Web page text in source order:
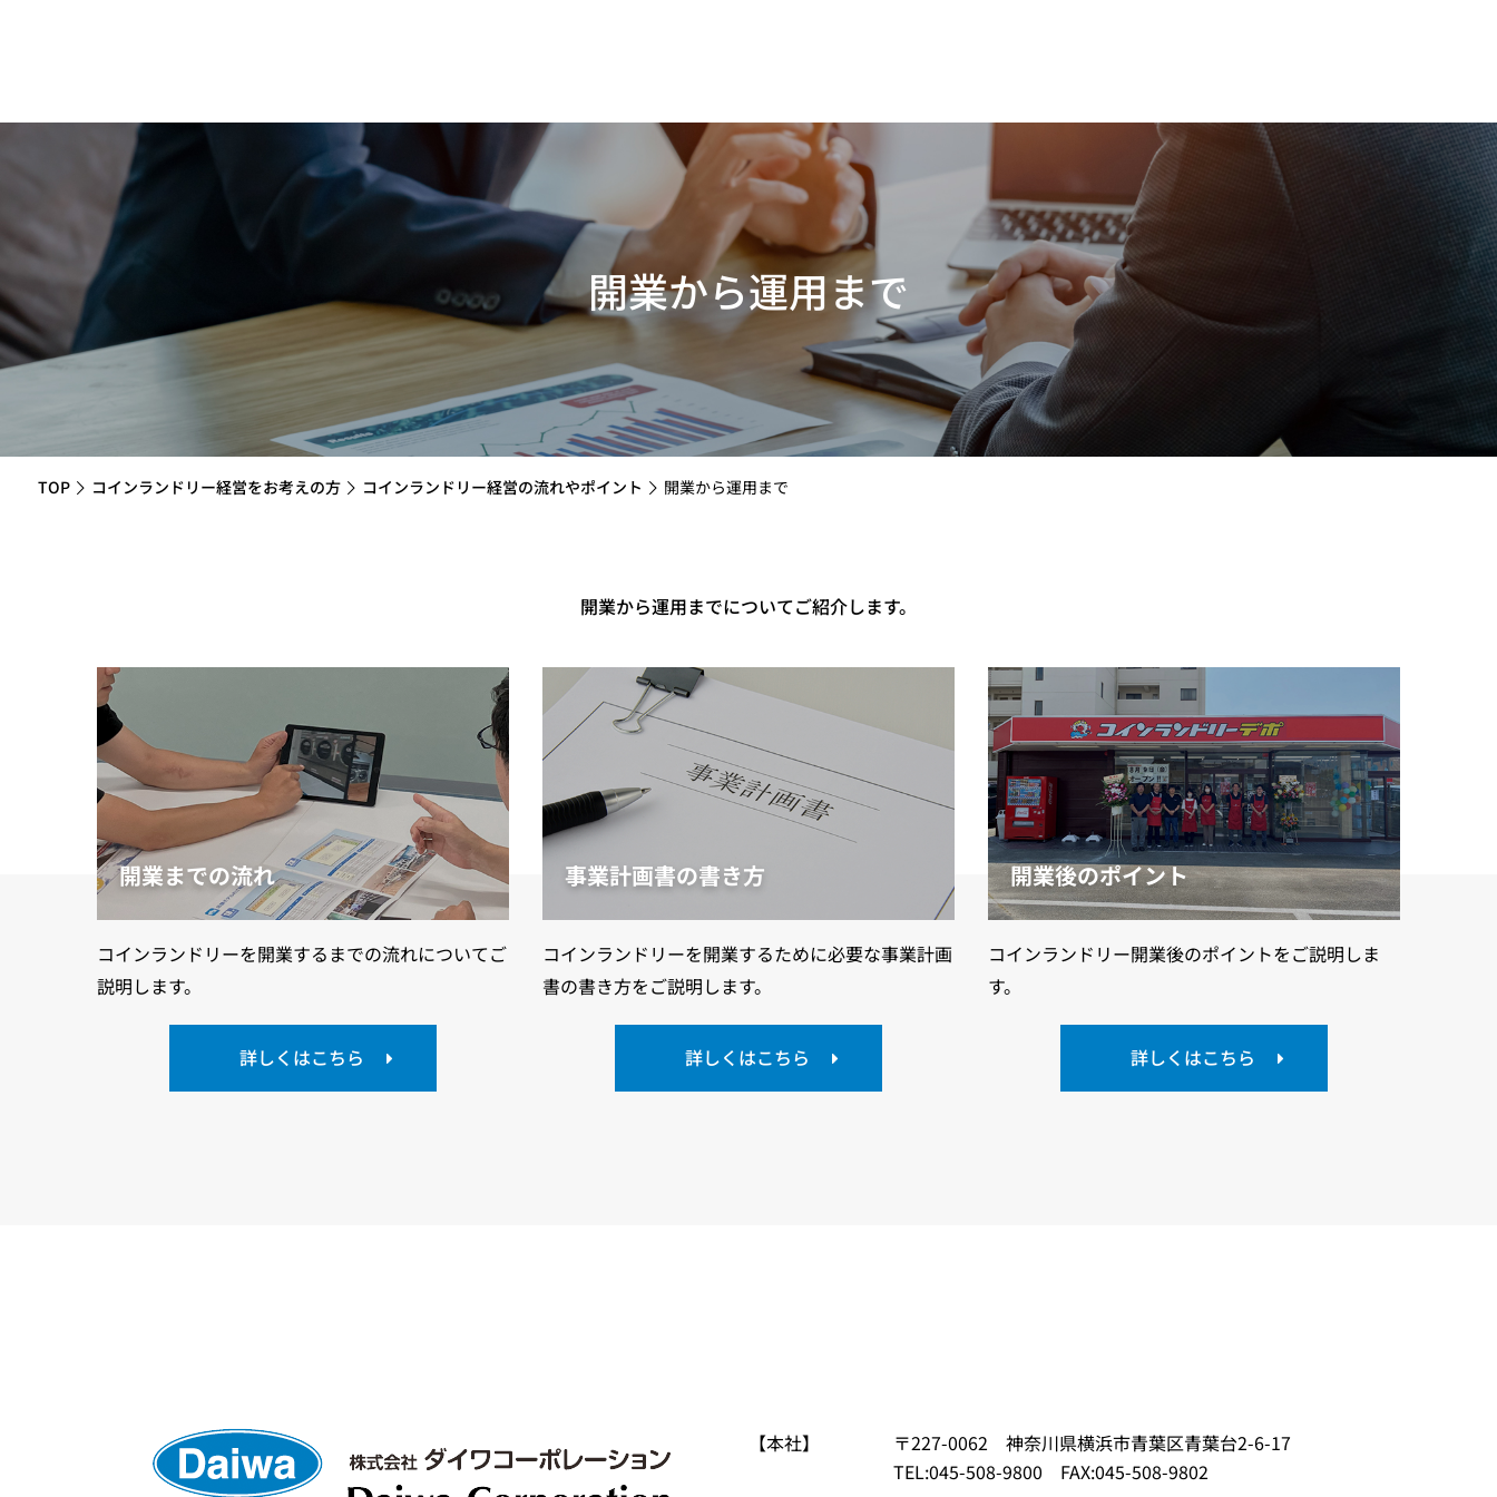
開業から運用まで
TOP コインランドリー経営をお考えの方 コインランドリー経営の流れやポイント 開業から運用まで
開業から運用までについてご紹介します。
開業までの流れ
コインランドリーを開業するまでの流れについてご
説明します。
詳しくはこちら
事業計画書の書き方
コインランドリーを開業するために必要な事業計画
書の書き方をご説明します。
詳しくはこちら
開業後のポイント
コインランドリー開業後のポイントをご説明しま
す。
詳しくはこちら
【本社】
〒227-0062 神奈川県横浜市青葉区青葉台2-6-17
TEL:045-508-9800
FAX:045-508-9802